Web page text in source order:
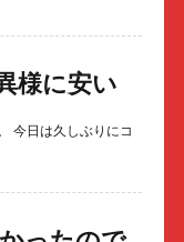
様に安い
今日は久しぶりにコ